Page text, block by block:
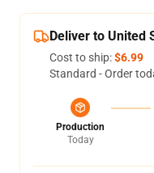
Deliver to United
Cost to ship:$6.99
Standard - Order
Production
Today